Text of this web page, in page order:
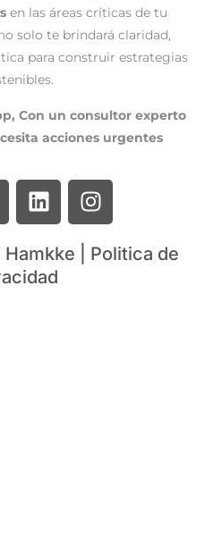
en las áreas críticas de tu
solo te brindará claridad,
para construir estrategias
Con un consultor experto
acciones urgentes
| Politica de